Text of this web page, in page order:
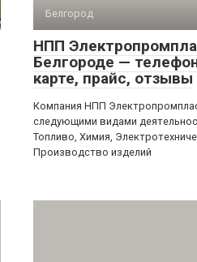
Белгород
НПП
Белгороде —
карте, прайс, отзывы
Компания НПП
следующими видами
Топливо, Химия,
Производство изделий